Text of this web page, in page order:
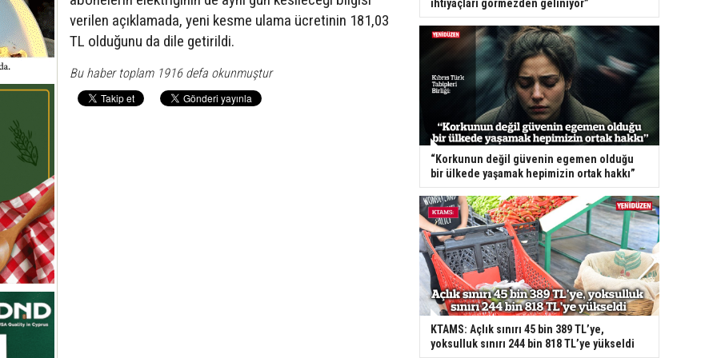
verilen açıklamada, yeni kesme ulama ücretinin 181,03
TL olduğunu da dile getirildi.
Bu haber toplam 1916 defa okunmuştur
ihtiyaçları görmezden geliniyor”
“Korkunun değil güvenin egemen olduğu
bir ülkede yaşamak hepimizin ortak hakkı”
KTAMS: Açlık sınırı 45 bin 389 TL’ye,
yoksulluk sınırı 244 bin 818 TL’ye yükseldi